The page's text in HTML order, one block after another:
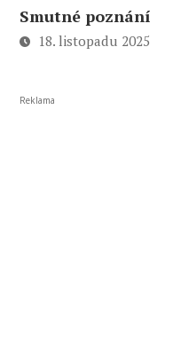
Smutné poznání
18. listopadu 2025
Reklama